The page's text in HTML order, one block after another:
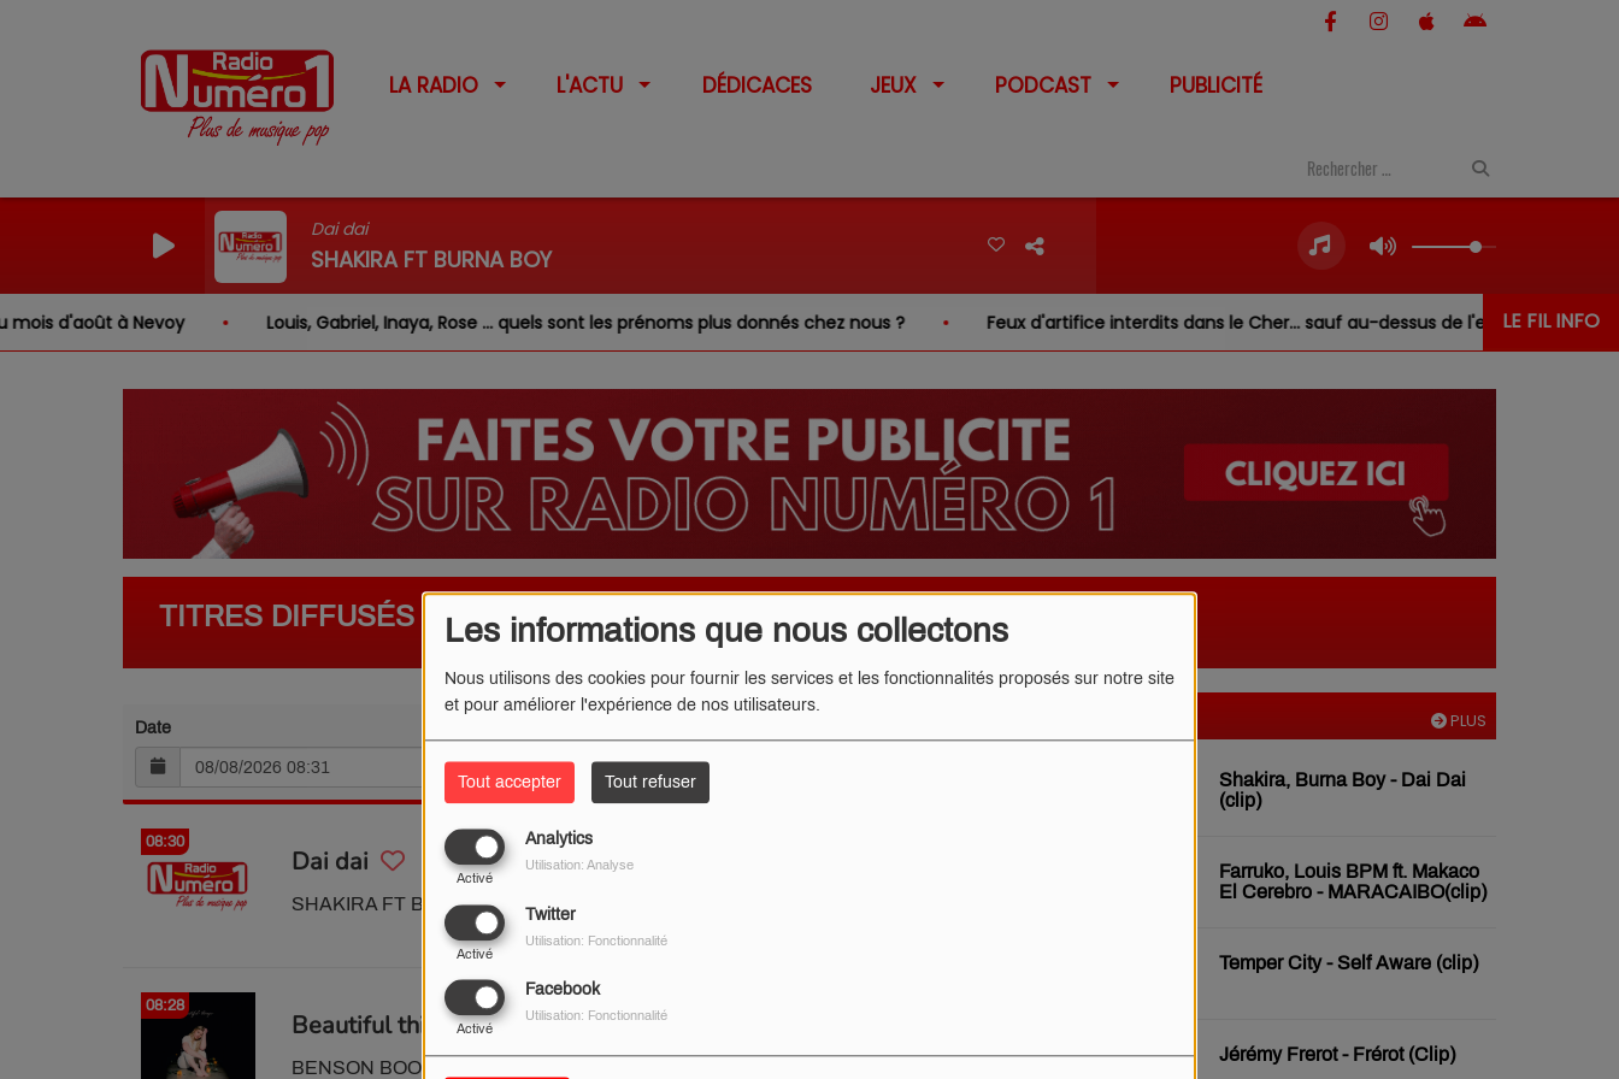
Les informations que nous collectons
Nous utilisons des cookies pour fournir les services et les fonctionnalités proposés sur notre site
et pour améliorer l'expérience de nos utilisateurs.
Tout accepter Tout refuser
Analytics
Activé
Utilisation: Analyse
Twitter
Activé
Utilisation: Fonctionnalité
Facebook
Activé
Utilisation: Fonctionnalité
LA RADIO L'ACTU DÉDICACES JEUX PODCAST PUBLICITÉ
Dai dai
SHAKIRA FT BURNA BOY
LE FIL INFO
d'août à Nevoy Louis, Gabriel, Inaya, Rose … quels sont les prénoms plus donnés chez nous ? Feux d'artifice interdits dans le Cher… sauf au-dessus de l'eau Risque
TITRES DIFFUSÉS
Date
08:30
Dai dai
SHAKIRA FT BURNA BOY
08:28
Beautiful things
BENSON BOONE
PLUS
Shakira, Burna Boy - Dai Dai
(clip)
Farruko, Louis BPM ft. Makaco
El Cerebro - MARACAIBO(clip)
Temper City - Self Aware (clip)
Jérémy Frerot - Frérot (Clip)